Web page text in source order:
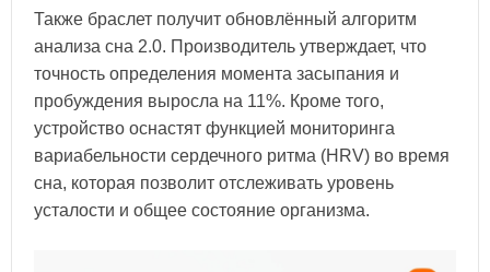
Также браслет получит обновлённый алгоритм
анализа сна 2.0. Производитель утверждает, что
точность определения момента засыпания и
пробуждения выросла на 11%. Кроме того,
устройство оснастят функцией мониторинга
вариабельности сердечного ритма (HRV) во время
сна, которая позволит отслеживать уровень
усталости и общее состояние организма.